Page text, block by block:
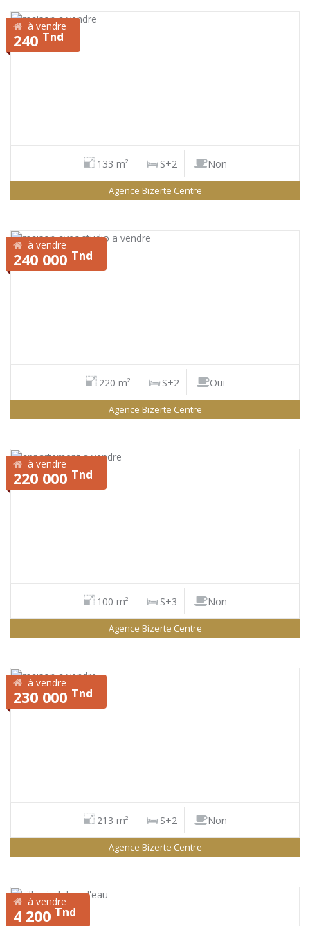
à vendre
240 Tnd
133 m² S+2 Non
Agence Bizerte Centre
à vendre
240 000 Tnd
220 m² S+2 Oui
Agence Bizerte Centre
à vendre
220 000 Tnd
100 m² S+3 Non
Agence Bizerte Centre
à vendre
230 000 Tnd
213 m² S+2 Non
Agence Bizerte Centre
à vendre
4 200 Tnd